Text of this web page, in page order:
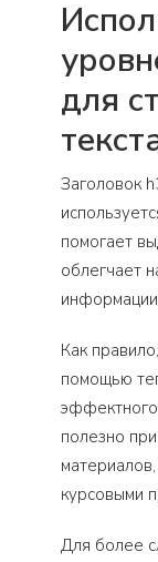
для
Заголовок
помогает
облегчает
Как
помощью
эффектного
полезно
курсовыми
Для более